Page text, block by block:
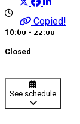
Copied!
10:00 - 22:00
Closed
See schedule